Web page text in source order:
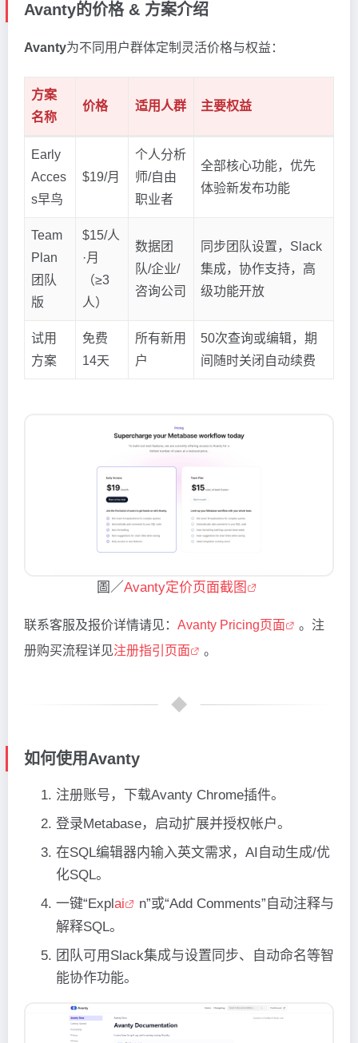
Avanty的价格 & 方案介绍
Avanty为不同用户群体定制灵活价格与权益：
方案
名称
价格 适用人群 主要权益
Early
Acces
s早鸟
$19/月
个人分析
师/自由
职业者
全部核心功能，优先
体验新发布功能
Team
Plan
团队
版
$15/人
·月
（≥3
人）
数据团
队/企业/
咨询公司
同步团队设置，Slack
集成，协作支持，高
级功能开放
试用
方案
免费
14天
所有新用
户
50次查询或编辑，期
间随时关闭自动续费
圖／Avanty定价页面截图
联系客服及报价详情请见： Avanty Pricing页面
。注
册购买流程详见注册指引页面 。
如何使用Avanty
注册账号，下载Avanty Chrome插件。
登录Metabase，启动扩展并授权帐户。
在SQL编辑器内输入英文需求，AI自动生成/优
化SQL。
一键“Expl ai
n”或“Add Comments”自动注释与
解释SQL。
团队可用Slack集成与设置同步、自动命名等智
能协作功能。